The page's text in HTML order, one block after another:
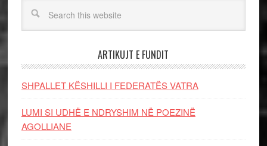
ARTIKUJT E FUNDIT
SHPALLET KËSHILLI I FEDERATËS VATRA
LUMI SI UDHË E NDRYSHIM NË POEZINË
AGOLLIANE